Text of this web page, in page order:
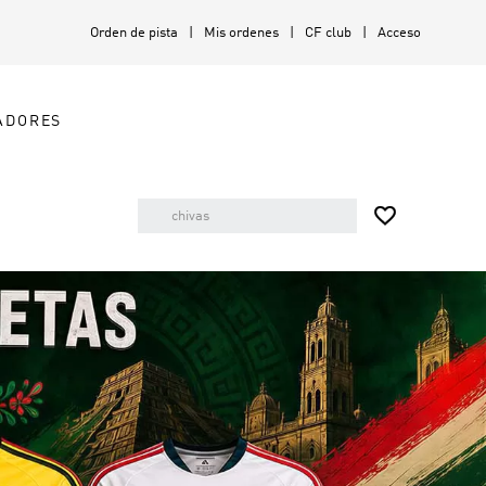
Orden de pista Mis ordenes CF club Acceso
